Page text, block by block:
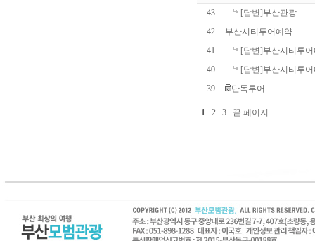
43
[답변]부산관광
42
부산시티투어예약
41
[답변]부산시티투
40
[답변]부산시티투
39
단독투어
1 2 3 끝 페이지